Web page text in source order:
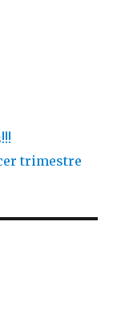
trimestre